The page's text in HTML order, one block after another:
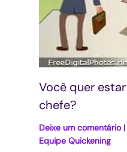
Você quer
chefe?
Deixe um comentário |
Equipe Quickening